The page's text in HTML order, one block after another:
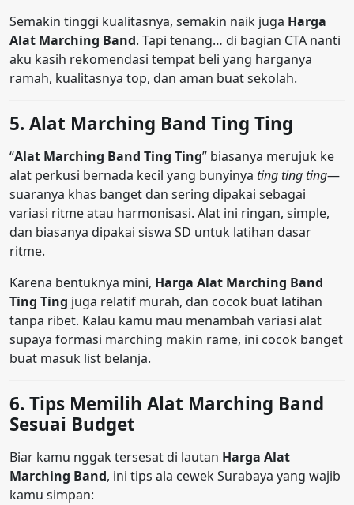
Semakin tinggi kualitasnya, semakin naik juga Harga
Alat Marching Band. Tapi tenang… di bagian CTA nanti
aku kasih rekomendasi tempat beli yang harganya
ramah, kualitasnya top, dan aman buat sekolah.
5. Alat Marching Band Ting Ting
“Alat Marching Band Ting Ting” biasanya merujuk ke
alat perkusi bernada kecil yang bunyinya ting ting ting—
suaranya khas banget dan sering dipakai sebagai
variasi ritme atau harmonisasi. Alat ini ringan, simple,
dan biasanya dipakai siswa SD untuk latihan dasar
ritme.
Karena bentuknya mini, Harga Alat Marching Band
Ting Ting juga relatif murah, dan cocok buat latihan
tanpa ribet. Kalau kamu mau menambah variasi alat
supaya formasi marching makin rame, ini cocok banget
buat masuk list belanja.
6. Tips Memilih Alat Marching Band
Sesuai Budget
Biar kamu nggak tersesat di lautan Harga Alat
Marching Band, ini tips ala cewek Surabaya yang wajib
kamu simpan: